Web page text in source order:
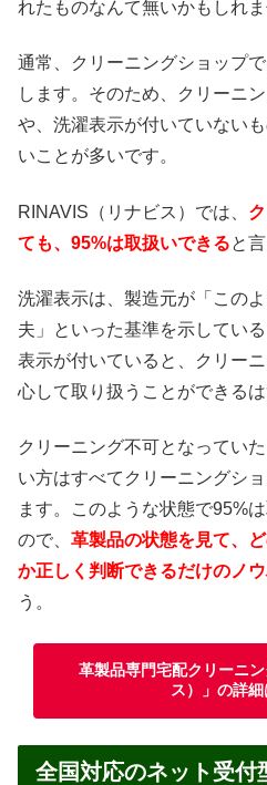
れたものなんて無いかもしれま
通常、クリーニングショップ
します。そのため、クリーニ
や、洗濯表示が付いていない
いことが多いです。
RINAVIS（リナビス）では、
ても、95%は取扱いできると
洗濯表示は、製造元が「この
夫」といった基準を示してい
表示が付いていると、クリー
心して取り扱うことができるは
クリーニング不可となってい
い方はすべてクリーニングシ
ます。このような状態で95%
ので、 革製品の状態を見て、
か正しく判断できるだけのノ
う。
革製品専門宅配クリーニ
ス）」の詳
全国対応のネット受付